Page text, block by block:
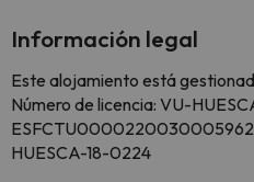
Información legal
Este alojamiento está
Número de licencia: VU-
HUESCA-18-0224